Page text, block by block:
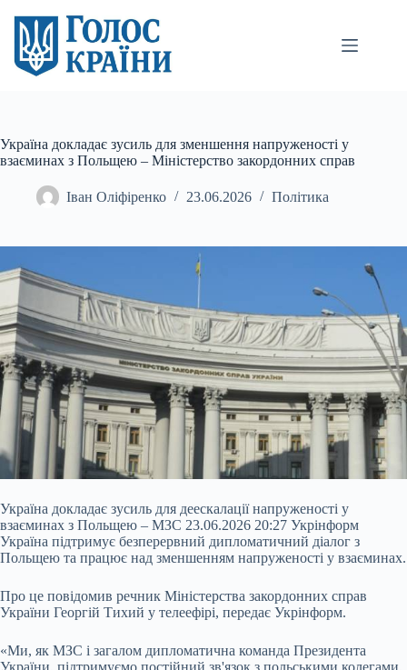
вмісту
Україна докладає зусиль для зменшення напруженості у
взаєминах з Польщею – Міністерство закордонних справ
Іван Оліфіренко 23.06.2026 Політика
Україна докладає зусиль для деескалації напруженості у
взаєминах з Польщею – МЗС 23.06.2026 20:27 Укрінформ
Україна підтримує безперервний дипломатичний діалог з
Польщею та працює над зменшенням напруженості у взаєминах.
Про це повідомив речник Міністерства закордонних справ
України Георгій Тихий у телеефірі, передає Укрінформ.
«Ми, як МЗС і загалом дипломатична команда Президента
України, підтримуємо постійний зв'язок з польськими колегами.